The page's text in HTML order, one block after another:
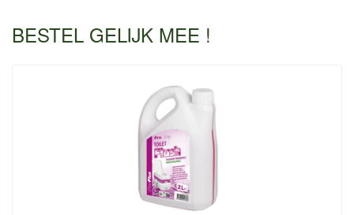
BESTEL GELIJK MEE !